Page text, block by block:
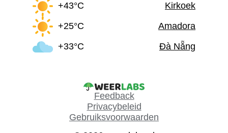
+43°C
Kirkoek
+25°C
Amadora
+33°C
Đà Nẵng
Feedback
Privacybeleid
Gebruiksvoorwaarden